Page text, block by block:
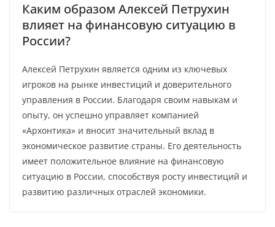
Каким образом Алексей Петрухин
влияет на финансовую ситуацию в
России?
Алексей Петрухин является одним из ключевых
игроков на рынке инвестиций и доверительного
управления в России. Благодаря своим навыкам и
опыту, он успешно управляет компанией
«Архонтика» и вносит значительный вклад в
экономическое развитие страны. Его деятельность
имеет положительное влияние на финансовую
ситуацию в России, способствуя росту инвестиций и
развитию различных отраслей экономики.